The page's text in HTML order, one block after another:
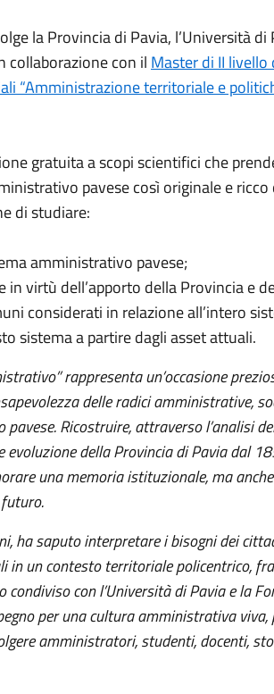
la Provincia di Pavia, l’Università di
collaborazione con il Master di II
“Amministrazione territoriale e
gratuita a scopi scientifici che
pavese così originale e
di studiare:
amministrativo pavese;
in virtù dell’apporto della Provincia e
considerati in relazione all’intero
sistema a partire dagli asset attuali.
rappresenta un’occasione
delle radici amministrative,
Ricostruire, attraverso l’analisi
evoluzione della Provincia di Pavia dal
una memoria istituzionale, ma
ha saputo interpretare i bisogni dei
in un contesto territoriale policentrico,
condiviso con l’Università di Pavia e la
per una cultura amministrativa
amministratori, studenti, docenti,